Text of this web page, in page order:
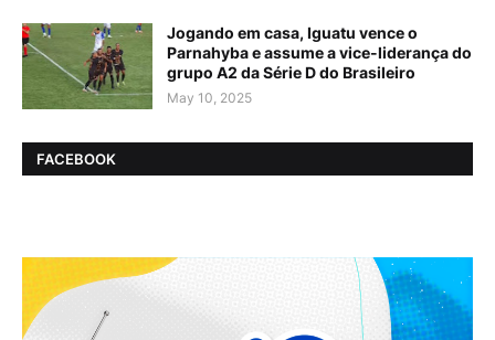
Jogando em casa, Iguatu vence o
Parnahyba e assume a vice-liderança do
grupo A2 da Série D do Brasileiro
May 10, 2025
FACEBOOK